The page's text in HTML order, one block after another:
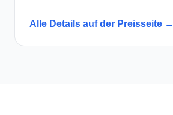
Alle Details auf der Preisseite →